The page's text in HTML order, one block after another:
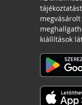
kiállítások